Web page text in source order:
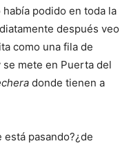
podido en toda la
después veo
como una fila de
mete en Puerta del
donde tienen a
pasando?¿de